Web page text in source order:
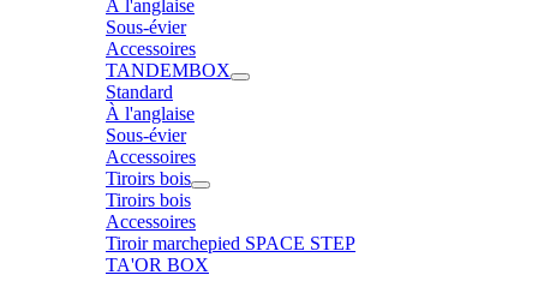
À l'anglaise
Sous-évier
Accessoires
TANDEMBOX
Standard
À l'anglaise
Sous-évier
Accessoires
Tiroirs bois
Tiroirs bois
Accessoires
Tiroir marchepied SPACE STEP
TA'OR BOX